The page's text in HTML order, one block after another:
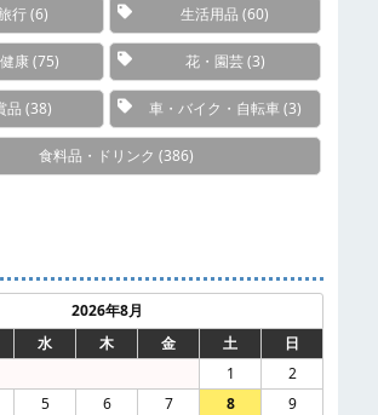
行(6) 生活用品 (60)
康(75) 花・園芸(3)
品 (38) 車・バイク・自転車(3)
食料品・ドリンク (386)
2026年8月
水 木 金 土
日
1
2
5 6 7 8
9